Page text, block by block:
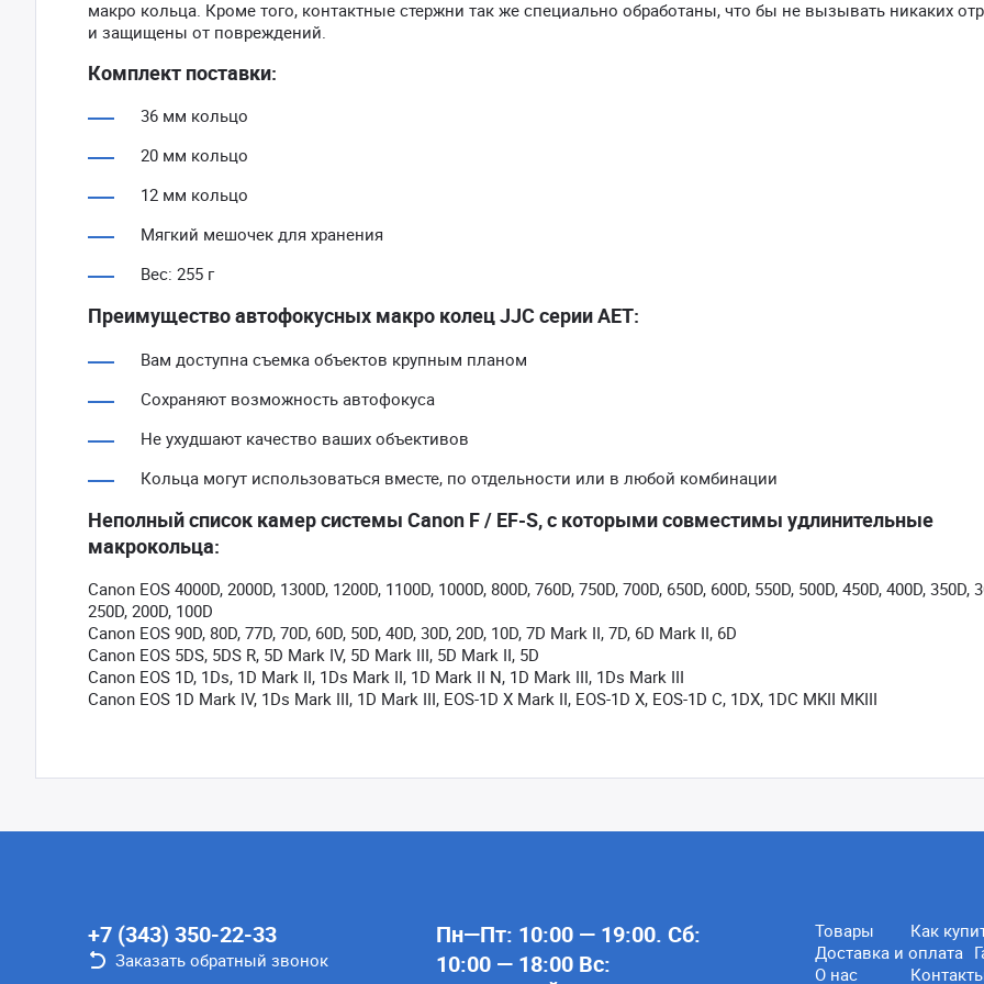
макро кольца. Кроме того, контактные стержни так же специально обработаны, что бы не вызывать никаких
и защищены от повреждений.
Комплект поставки:
36 мм кольцо
20 мм кольцо
12 мм кольцо
Мягкий мешочек для хранения
Вес: 255 г
Преимущество автофокусных макро колец JJC серии AET:
Вам доступна съемка объектов крупным планом
Сохраняют возможность автофокуса
Не ухудшают качество ваших объективов
Кольца могут использоваться вместе, по отдельности или в любой комбинации
Неполный список камер системы Canon F / EF-S, с которыми совместимы удлинительные
макрокольца:
Canon EOS 4000D, 2000D, 1300D, 1200D, 1100D, 1000D, 800D, 760D, 750D, 700D, 650D, 600D, 550D, 500D, 450D, 400D, 350D,
250D, 200D, 100D
Canon EOS 90D, 80D, 77D, 70D, 60D, 50D, 40D, 30D, 20D, 10D, 7D Mark II, 7D, 6D Mark II, 6D
Canon EOS 5DS, 5DS R, 5D Mark IV, 5D Mark III, 5D Mark II, 5D
Canon EOS 1D, 1Ds, 1D Mark II, 1Ds Mark II, 1D Mark II N, 1D Mark III, 1Ds Mark III
Canon EOS 1D Mark IV, 1Ds Mark III, 1D Mark III, EOS-1D X Mark II, EOS-1D X, EOS-1D C, 1DX, 1DC MKII MKIII
+7 (343) 350-22-33
Заказать обратный звонок
Пн—Пт: 10:00 — 19:00. Сб:
10:00 — 18:00 Вс:
Товары
Как
Доставка и оплата
О нас